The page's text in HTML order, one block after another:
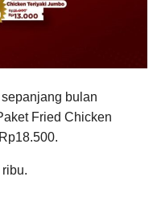
bulan
Fried Chicken